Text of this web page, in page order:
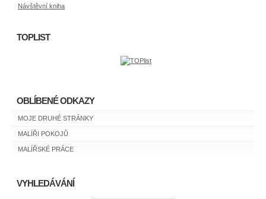
Návštěvní kniha
TOPLIST
OBLÍBENÉ ODKAZY
MOJE DRUHÉ STRÁNKY
MALÍŘI POKOJŮ
MALÍŘSKÉ PRÁCE
VYHLEDÁVÁNÍ